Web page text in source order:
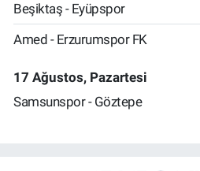
Beşiktaş - Eyüpspor
Amed - Erzurumspor FK
17 Ağustos, Pazartesi
Samsunspor - Göztepe